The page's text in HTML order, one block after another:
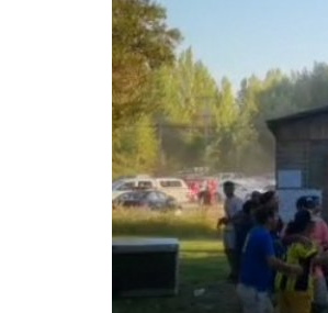
Dirigentes
reunieron con
Editora Agosto 7, 2026
En el marco del Día
distintas comunas